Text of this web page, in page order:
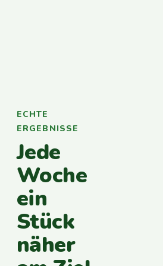
ECHTE
ERGEBNISSE
Jede
Woche
ein
Stück
näher